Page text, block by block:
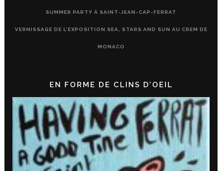
SUMMER PARTY À SAINT-JEAN-CAP-FERRAT
VERNISSAGE DE L’EXPOSITION SEA, STARS AND SUN AU CREM DE
MONACO
EN FORME DE CLINS D’OEIL